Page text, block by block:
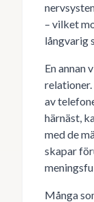
– vilket
långvarig
En annan
av
härnäst,
med de
skapar
Många